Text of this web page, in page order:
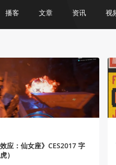
播客 文章 资讯 视
效应：仙女座》CES2017 字
）